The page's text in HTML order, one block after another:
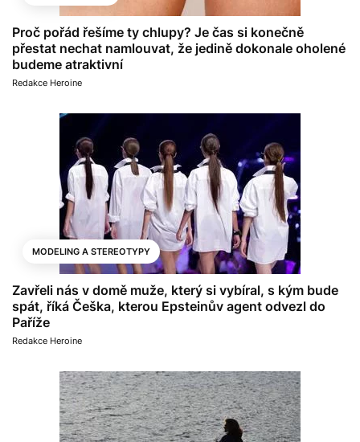
Proč pořád řešíme ty chlupy? Je čas si konečně
přestat nechat namlouvat, že jedině dokonale oholené
budeme atraktivní
Redakce Heroine
MODELING A STEREOTYPY
Zavřeli nás v domě muže, který si vybíral, s kým bude
spát, říká Češka, kterou Epsteinův agent odvezl do
Paříže
Redakce Heroine